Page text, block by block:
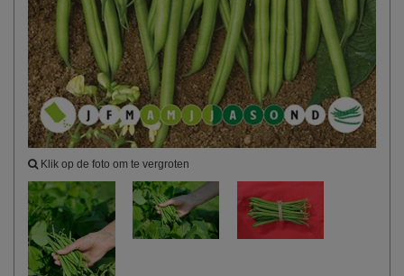
Klik op de foto om te vergroten